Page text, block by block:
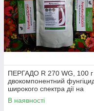
ПЕРГАДО R 270 WG, 100
двокомпонентний
широкого спектра дії на
виноград
В наявності